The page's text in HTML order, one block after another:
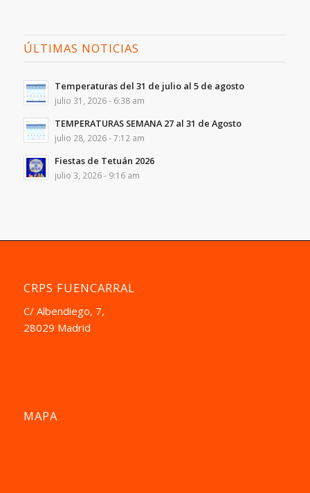
ÚLTIMAS NOTICIAS
Temperaturas del 31 de julio al 5 de agosto
julio 31, 2026 - 6:38 am
TEMPERATURAS SEMANA 27 al 31 de Agosto
julio 28, 2026 - 7:12 am
Fiestas de Tetuán 2026
julio 3, 2026 - 9:16 am
CRPS FUENCARRAL
C/ Albendiego, 7,
28029 Madrid
MAPA